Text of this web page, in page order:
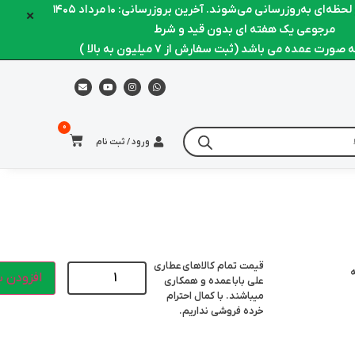
×
به‌روزرسانی می‌شوند. آخرین بروزرسانی: ۱۰ مرداد ۱۴۰۵
مرجوعی یک هفته ای بدون قید و شرط
عمده می باشد (ثبت سفارش از 7 میلیون به بالا )
ورود / ثبت نام
قیمت تمام کالاهایعطاری
علی باباعمده و همکاری
میباشند. با کمال احترام
خرده فروشی نداریم.
افزودن